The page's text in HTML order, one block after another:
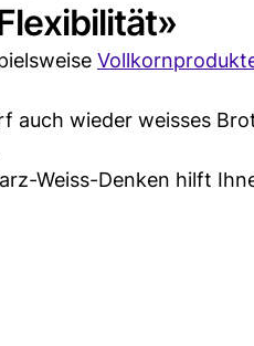
auch wieder weisses
Weiss-Denken hilft